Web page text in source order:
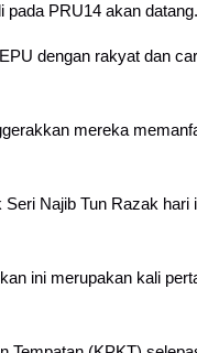
PRU14 akan datang.
dengan rakyat dan
mereka
Najib Tun Razak
ini merupakan kali